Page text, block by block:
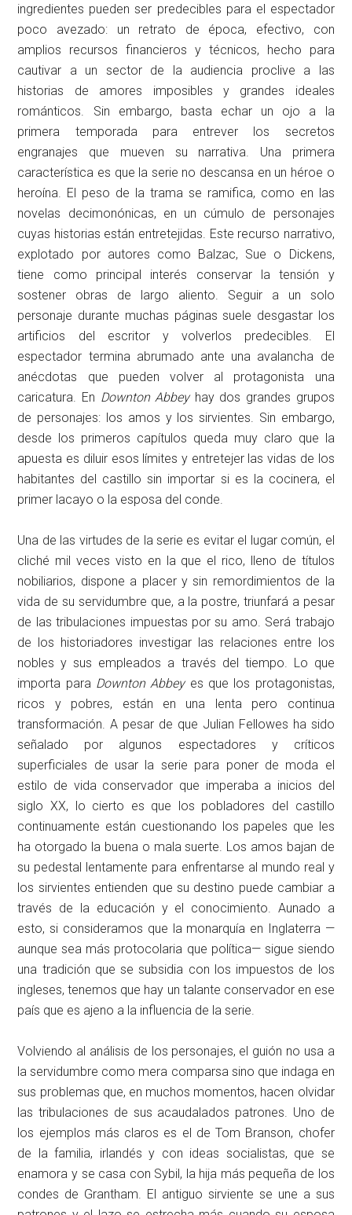
ingredientes pueden ser predecibles para el espectador
poco avezado: un retrato de época, efectivo, con
amplios recursos financieros y técnicos, hecho para
cautivar a un sector de la audiencia proclive a las
historias de amores imposibles y grandes ideales
románticos. Sin embargo, basta echar un ojo a la
primera temporada para entrever los secretos
engranajes que mueven su narrativa. Una primera
característica es que la serie no descansa en un héroe o
heroína. El peso de la trama se ramifica, como en las
novelas decimonónicas, en un cúmulo de personajes
cuyas historias están entretejidas. Este recurso narrativo,
explotado por autores como Balzac, Sue o Dickens,
tiene como principal interés conservar la tensión y
sostener obras de largo aliento. Seguir a un solo
personaje durante muchas páginas suele desgastar los
artificios del escritor y volverlos predecibles. El
espectador termina abrumado ante una avalancha de
anécdotas que pueden volver al protagonista una
caricatura. En Downton Abbeyhay dos grandes grupos
de personajes: los amos y los sirvientes. Sin embargo,
desde los primeros capítulos queda muy claro que la
apuesta es diluir esos límites y entretejer las vidas de los
habitantes del castillo sin importar si es la cocinera, el
primer lacayo o la esposa del conde.
Una de las virtudes de la serie es evitar el lugar común, el
cliché mil veces visto en la que el rico, lleno de títulos
nobiliarios, dispone a placer y sin remordimientos de la
vida de su servidumbre que, a la postre, triunfará a pesar
de las tribulaciones impuestas por su amo. Será trabajo
de los historiadores investigar las relaciones entre los
nobles y sus empleados a través del tiempo. Lo que
importa para Downton Abbeyes que los protagonistas,
ricos y pobres, están en una lenta pero continua
transformación. A pesar de que Julian Fellowes ha sido
señalado por algunos espectadores y críticos
superficiales de usar la serie para poner de moda el
estilo de vida conservador que imperaba a inicios del
siglo XX, lo cierto es que los pobladores del castillo
continuamente están cuestionando los papeles que les
ha otorgado la buena o mala suerte. Los amos bajan de
su pedestal lentamente para enfrentarse al mundo real y
los sirvientes entienden que su destino puede cambiar a
través de la educación y el conocimiento. Aunado a
esto, si consideramos que la monarquía en Inglaterra —
aunque sea más protocolaria que política— sigue siendo
una tradición que se subsidia con los impuestos de los
ingleses, tenemos que hay un talante conservador en ese
país que es ajeno a la influencia de la serie.
Volviendo al análisis de los personajes, el guión no usa a
la servidumbre como mera comparsa sino que indaga en
sus problemas que, en muchos momentos, hacen olvidar
las tribulaciones de sus acaudalados patrones. Uno de
los ejemplos más claros es el de Tom Branson, chofer
de la familia, irlandés y con ideas socialistas, que se
enamora y se casa con Sybil, la hija más pequeña de los
condes de Grantham. El antiguo sirviente se une a sus